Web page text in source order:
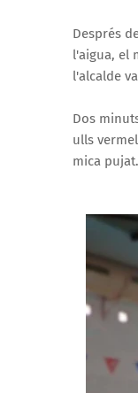
Després
l'aigua, el
l'alcalde
Dos
ulls
mica pujat.